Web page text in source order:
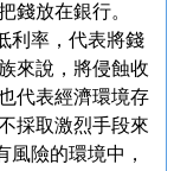
錢放在銀行。
利率，代表將錢
來說，將侵蝕收
代表經濟環境存
採取激烈手段來
險的環境中，